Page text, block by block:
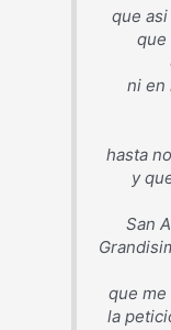
que
que
ni en
hasta
y
San
que
la